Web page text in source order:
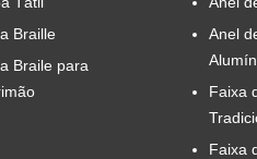
Braille
Braile para
Anel
Faixa
Faixa